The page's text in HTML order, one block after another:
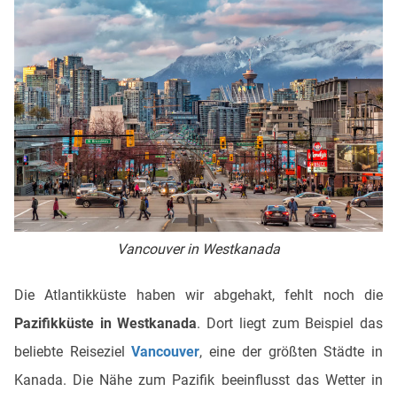
Vancouver in Westkanada
Die Atlantikküste haben wir abgehakt, fehlt noch die
Pazifikküste in Westkanada. Dort liegt zum Beispiel das
beliebte ReisezielVancouver, eine der größten Städte in
Kanada. Die Nähe zum Pazifik beeinflusst das Wetter in